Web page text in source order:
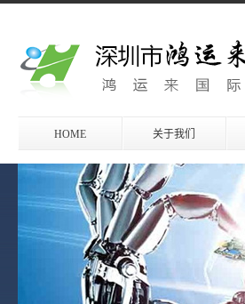
HOME 关于我们